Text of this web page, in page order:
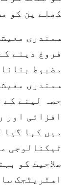
کھلے پن کو
سمندری
فروغ دینے
مضبوط
سمندری
حصہ لینے کے
افزائی اور
میں کہا گیا
ٹیکنالوجی
صلاحیت کو
اسٹریٹجک